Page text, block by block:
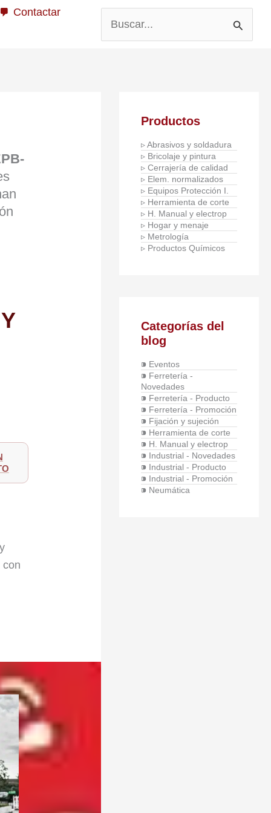
Contactar
Buscar
por:
con
Productos
▹ Abrasivos y soldadura
▹ Bricolaje y pintura
▹ Cerrajería de calidad
▹ Elem. normalizados
▹ Equipos Protección I.
▹ Herramienta de corte
▹ H. Manual y electrop
▹ Hogar y menaje
▹ Metrología
▹ Productos Químicos
Categorías del
blog
⁍ Eventos
⁍ Ferretería -
Novedades
⁍ Ferretería - Producto
⁍ Ferretería - Promoción
⁍ Fijación y sujeción
⁍ Herramienta de corte
⁍ H. Manual y electrop
⁍ Industrial - Novedades
⁍ Industrial - Producto
⁍ Industrial - Promoción
⁍ Neumática